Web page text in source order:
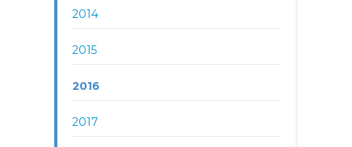
2014
2015
2016
2017